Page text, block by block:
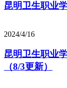
昆明卫生职业
2024/4/16
昆明卫生职业
（8/3更新）